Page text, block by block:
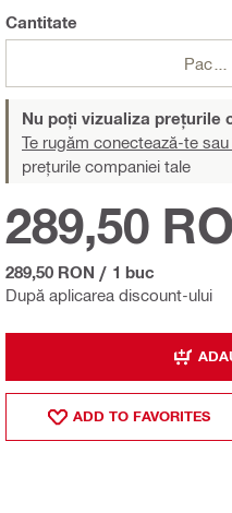
Cantitate
Nu poți vizualiza prețurile
Te rugăm conectează-te
prețurile companiei tale
După aplicarea discount-ului
289,50
289,50 RON / 1 buc
ADD TO FAVORITES